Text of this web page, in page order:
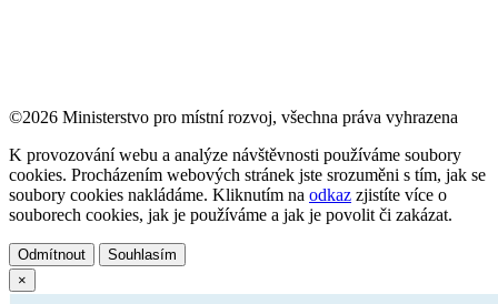
©2026 Ministerstvo pro místní rozvoj, všechna práva vyhrazena
K provozování webu a analýze návštěvnosti používáme soubory
cookies. Procházením webových stránek jste srozuměni s tím, jak se
soubory cookies nakládáme. Kliknutím na odkaz zjistíte více o
souborech cookies, jak je používáme a jak je povolit či zakázat.
Odmítnout
Souhlasím
×